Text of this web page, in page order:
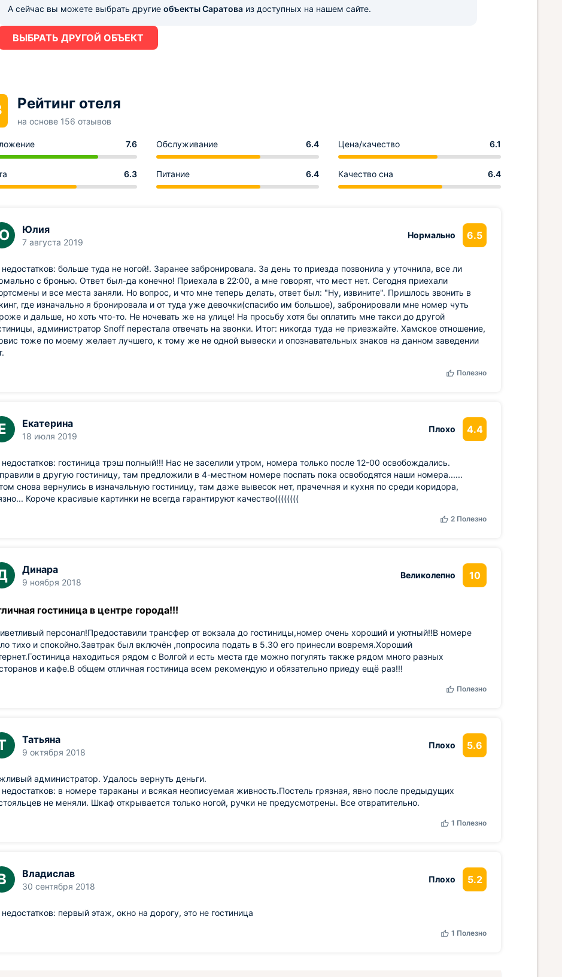
А сейчас вы можете выбрать другие объекты Саратова из доступных на нашем сайте.
ВЫБРАТЬ ДРУГОЙ ОБЪЕКТ
Рейтинг отеля
на основе 156 отзывов
7.6 Обслуживание 6.4 Цена/качество 6.1
6.3 Питание 6.4 Качество сна 6.4
Юлия
7 августа 2019
Нормально 6.5
больше туда не ногой!. Заранее забронировала. За день то приезда позвонила у уточнила, все ли
с бронью. Ответ был-да конечно! Приехала в 22:00, а мне говорят, что мест нет. Сегодня приехали
и все места заняли. Но вопрос, и что мне теперь делать, ответ был: "Ну, извините". Пришлось звонить в
где изначально я бронировала и от туда уже девочки(спасибо им большое), забронировали мне номер чуть
и дальше, но хоть что-то. Не ночевать же на улице! На просьбу хотя бы оплатить мне такси до другой
администратор Snoff перестала отвечать на звонки. Итог: никогда туда не приезжайте. Хамское отношение,
тоже по моему желает лучшего, к тому же не одной вывески и опознавательных знаков на данном заведении
Полезно
Екатерина
18 июля 2019
Плохо 4.4
гостиница трэш полный!!! Нас не заселили утром, номера только после 12-00 освобождались.
в другую гостиницу, там предложили в 4-местном номере поспать пока освободятся наши номера......
снова вернулись в изначальную гостиницу, там даже вывесок нет, прачечная и кухня по среди коридора,
Короче красивые картинки не всегда гарантируют качество((((((((
2 Полезно
Динара
9 ноября 2018
Великолепно 10
гостиница в центре города!!!
персонал!Предоставили трансфер от вокзала до гостиницы,номер очень хороший и уютный!!В номере
тихо и спокойно.Завтрак был включён ,попросила подать в 5.30 его принесли вовремя.Хороший
находиться рядом с Волгой и есть места где можно погулять также рядом много разных
и кафе.В общем отличная гостиница всем рекомендую и обязательно приеду ещё раз!!!
Полезно
Татьяна
9 октября 2018
Плохо 5.6
администратор. Удалось вернуть деньги.
в номере тараканы и всякая неописуемая живность.Постель грязная, явно после предыдущих
не меняли. Шкаф открывается только ногой, ручки не предусмотрены. Все отвратительно.
1 Полезно
Владислав
30 сентября 2018
Плохо 5.2
первый этаж, окно на дорогу, это не гостиница
1 Полезно